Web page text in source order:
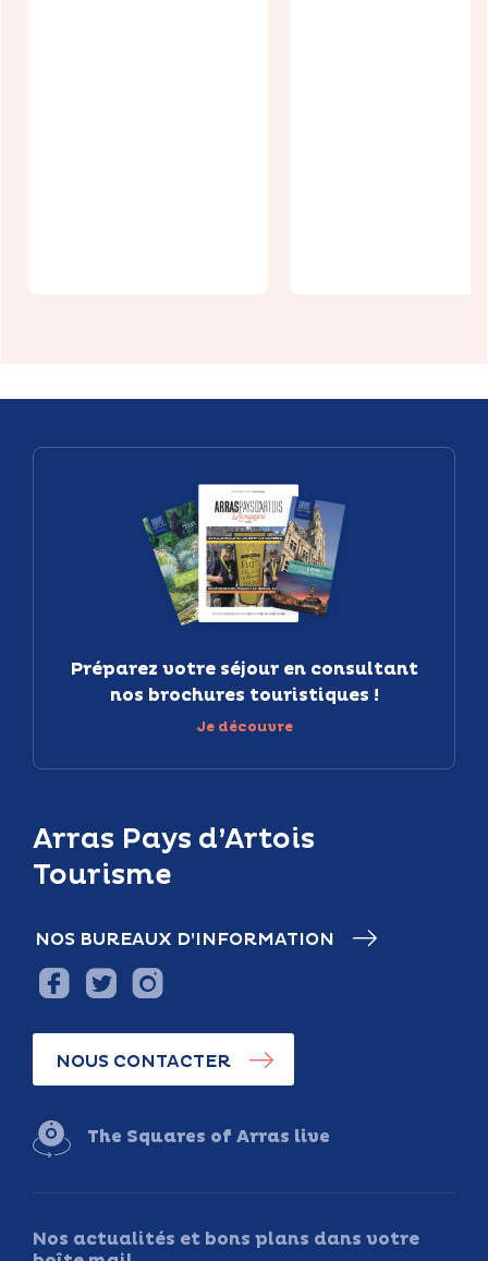
Arras Pays d’Artois
Tourisme
NOS BUREAUX D’INFORMATION
NOUS CONTACTER
The Squares of Arras live
Nos actualités et bons plans dans votre
Préparez votre séjour en consultant
nos brochures touristiques !
Je découvre